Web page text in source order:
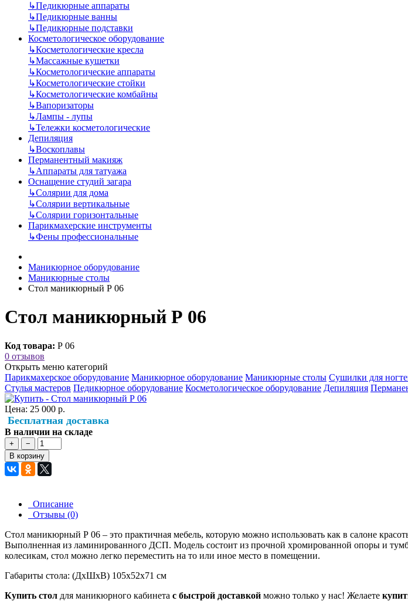
↳Педикюрные аппараты
↳Педикюрные ванны
↳Педикюрные подставки
Косметологическое оборудование
↳Косметологические кресла
↳Массажные кушетки
↳Косметологические аппараты
↳Косметологические стойки
↳Косметологические комбайны
↳Вапоризаторы
↳Лампы - лупы
↳Тележки косметологические
Депиляция
↳Воскоплавы
Перманентный макияж
↳Аппараты для татуажа
Оснащение студий загара
↳Солярии для дома
↳Солярии вертикальные
↳Солярии горизонтальные
Парикмахерские инструменты
↳Фены профессиональные
Маникюрное оборудование
Маникюрные столы
Стол маникюрный Р 06
Стол маникюрный Р 06
Код товара: Р 06
0 отзывов
Открыть меню категорий
Парикмахерское оборудование Маникюрное оборудование Маникюрные столы Сушилки для
Стулья мастеров Педикюрное оборудование Косметологическое оборудование Депиляция
Цена: 25 000 р.
Бесплатная доставка
В наличии на складе
+
−
В корзину
Описание
Отзывы (0)
Стол маникюрный Р 06 – это практичная мебель, которую можно использовать как в салоне
Выполненная из ламинированного ДСП. Модель состоит из прочной хромированной опоры и
колесикам, стол можно легко переместить на то или иное место в помещении.
Габариты стола: (ДхШхВ) 105х52х71 см
Купить стол для маникюрного кабинета с быстрой доставкой можно только у нас! Желаете